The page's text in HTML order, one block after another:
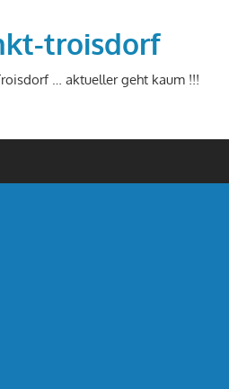
troisdorf
… aktueller geht kaum !!!